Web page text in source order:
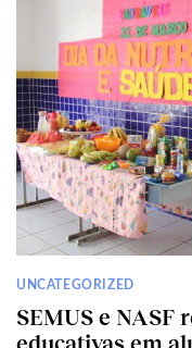
UNCATEGORIZED
SEMUS e NASF
educativas em